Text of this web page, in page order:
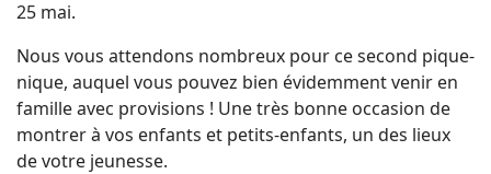
25 mai.
Nous vous attendons nombreux pour ce second pique-
nique, auquel vous pouvez bien évidemment venir en
famille avec provisions ! Une très bonne occasion de
montrer à vos enfants et petits-enfants, un des lieux
de votre jeunesse.